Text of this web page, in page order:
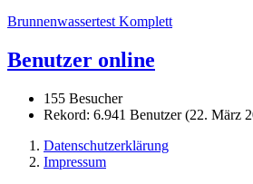
Brunnenwassertest Komplett
Benutzer online
155 Besucher
Rekord: 6.941 Benutzer (22. März
Datenschutzerklärung
Impressum